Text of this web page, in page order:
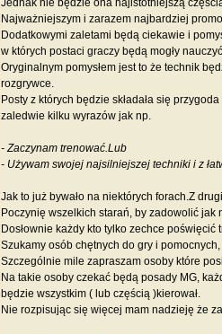
Jednak nie będzie ona najistotniejszą
Najważniejszym i zarazem najbardziej
Dodatkowymi zaletami będą ciekawie i
w których postaci graczy będą mogły
Oryginalnym pomysłem jest to że technik
rozgrywce.
Posty z których będzie składała się
zaledwie kilku wyrazów jak np.
- Zaczynam trenować.Lub
- Używam swojej najsilniejszej techniki i z
Jak to już bywało na niektórych forach.Z
Poczynię wszelkich starań, by zadowolić jak
Dosłownie każdy kto tylko zechce
Szukamy osób chętnych do gry i
Szczególnie mile zapraszam osoby które
Na takie osoby czekać będą posady MG,
będzie wszystkim ( lub częścią )kierował.
Nie rozpisując się więcej mam nadzieję że